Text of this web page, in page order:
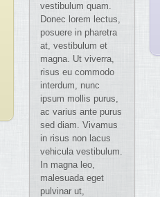
vestibulum quam.
Donec lorem lectus,
posuere in pharetra
at, vestibulum et
magna. Ut viverra,
risus eu commodo
interdum, nunc
ipsum mollis purus,
ac varius ante purus
sed diam. Vivamus
in risus non lacus
vehicula vestibulum.
In magna leo,
malesuada eget
pulvinar ut,